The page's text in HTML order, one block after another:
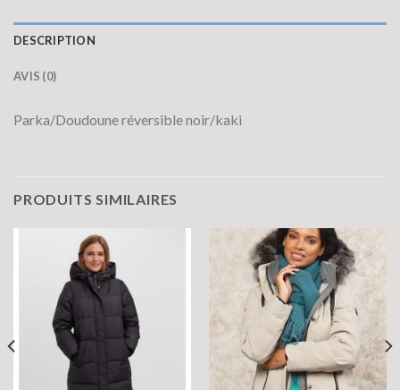
DESCRIPTION
AVIS (0)
Parka/Doudoune réversible noir/kaki
PRODUITS SIMILAIRES